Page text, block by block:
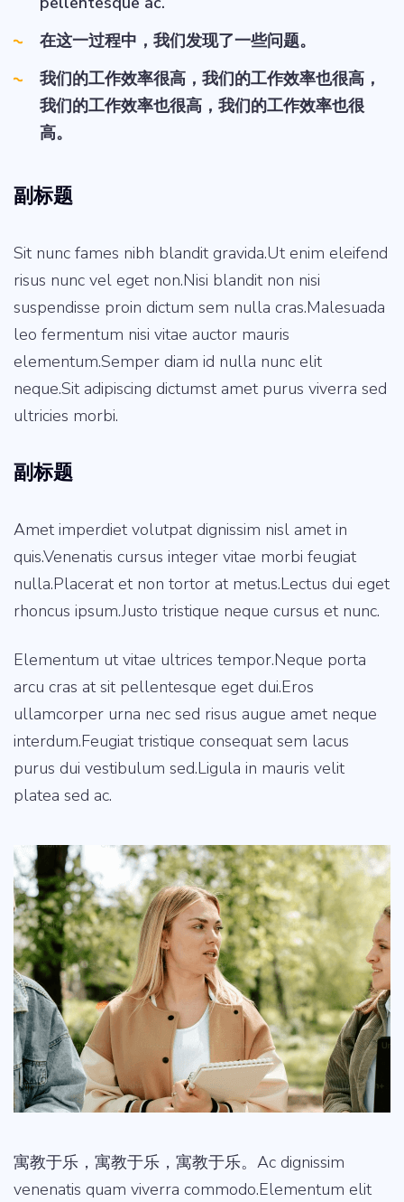
在这一过程中，我们发现了一些问题。
我们的工作效率很高，我们的工作效率也很高，
我们的工作效率也很高，我们的工作效率也很
高。
副标题
Sit nunc fames nibh blandit gravida.Ut enim eleifend
risus nunc vel eget non.Nisi blandit non nisi
suspendisse proin dictum sem nulla cras.Malesuada
leo fermentum nisi vitae auctor mauris
elementum.Semper diam id nulla nunc elit
neque.Sit adipiscing dictumst amet purus viverra sed
ultricies morbi.
副标题
Amet imperdiet volutpat dignissim nisl amet in
quis.Venenatis cursus integer vitae morbi feugiat
nulla.Placerat et non tortor at metus.Lectus dui eget
rhoncus ipsum.Justo tristique neque cursus et nunc.
Elementum ut vitae ultrices tempor.Neque porta
arcu cras at sit pellentesque eget dui.Eros
ullamcorper urna nec sed risus augue amet neque
interdum.Feugiat tristique consequat sem lacus
purus dui vestibulum sed.Ligula in mauris velit
platea sed ac.
寓教于乐，寓教于乐，寓教于乐。Ac dignissim
venenatis quam viverra commodo.Elementum elit